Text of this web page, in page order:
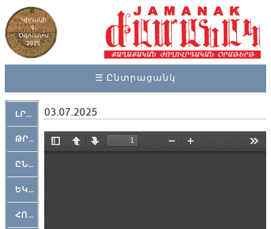
Կիրակի
9,
Օգոստոս
2026
☰ Ընտրացանկ
ԼՐԱՀՈՍ
ԹՐՔԱՀԱՅ ԿԵԱՆՔ
ԸՆԿԵՐԱՄՇԱԿՈՒԹԱՅԻՆ
ԵԿԵՂԵՑԱԿԱՆ
ՀՈԳԵՄՏԱՒՈՐ
03.07.2025